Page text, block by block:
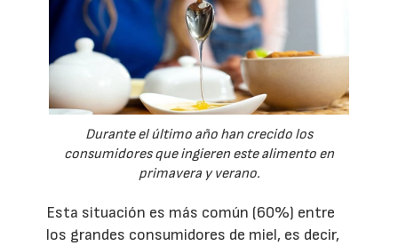
Durante el último año han crecido los
consumidores que ingieren este alimento en
primavera y verano.
Esta situación es más común (60%) entre
los grandes consumidores de miel, es decir,